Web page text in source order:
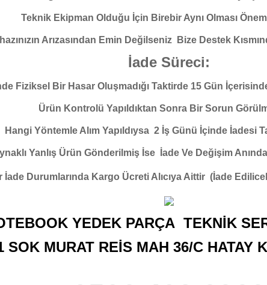
Teknik Ekipman Olduğu İçin Birebir Aynı Olması
Arızasından Emin Değilseniz Bize Destek
İade Süreci:
Fiziksel Bir Hasar Oluşmadığı Taktirde 15 Gün
Ürün Kontrolü Yapıldıktan Sonra Bir Sorun
Hangi Yöntemle Alım Yapıldıysa 2 İş Günü İçinde İadesi
Yanlış Ürün Gönderilmiş İse İade Ve Değişim
İade Durumlarında Kargo Ücreti Alıcıya Aittir (İade
YEDEK PARÇA TEKNİK
SOK MURAT REİS MAH 36/C HATAY